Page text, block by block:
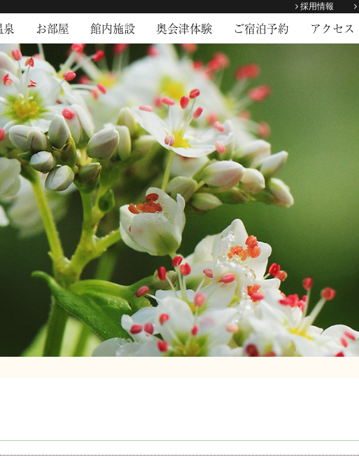
採用情報
お部屋 館内施設 奥会津体験 ご宿泊予約 アクセス